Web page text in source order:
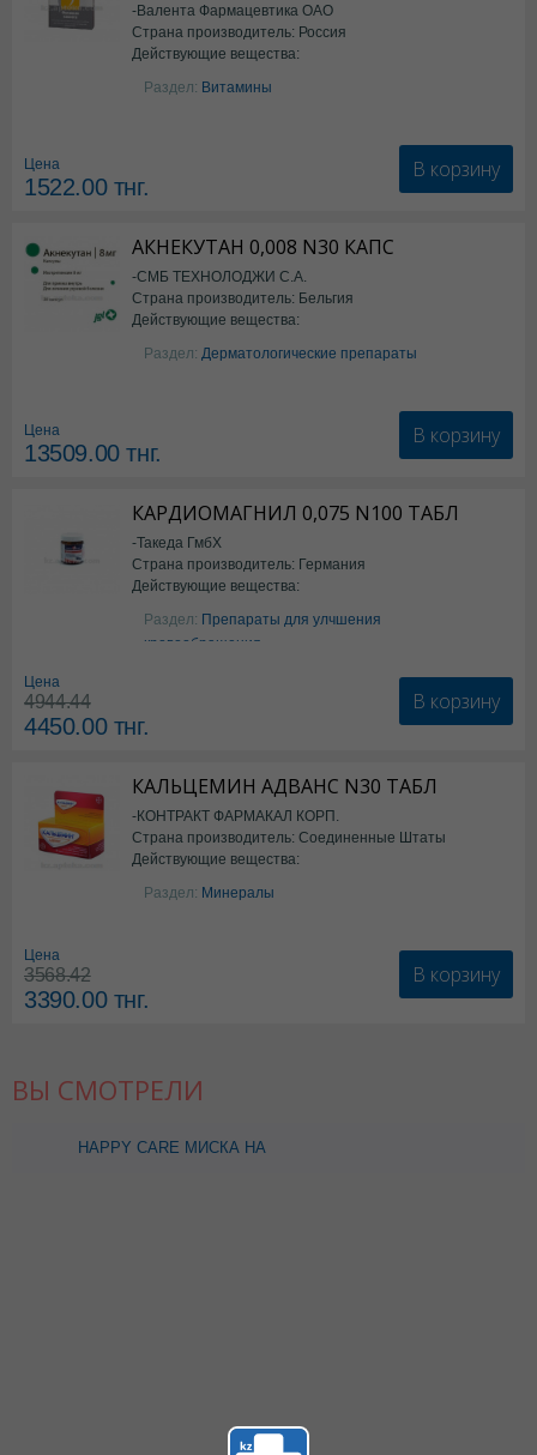
-Валента Фармацевтика ОАО
Страна производитель: Россия
Действующие вещества:
фолиевая кислота
Раздел: Витамины
Цена
1522.00тнг.
В корзину
АКНЕКУТАН 0,008 N30 КАПС
-СМБ ТЕХНОЛОДЖИ С.А.
Страна производитель: Бельгия
Действующие вещества:
Изотретиноин
Раздел: Дерматологические препараты
Цена
13509.00тнг.
В корзину
КАРДИОМАГНИЛ 0,075 N100 ТАБЛ
-Такеда ГмбХ
Страна производитель: Германия
Действующие вещества:
ацетилсалициловая кислота
Раздел: Препараты для улчшения
кровообращения
Цена
4944.44
4450.00тнг.
В корзину
КАЛЬЦЕМИН АДВАНС N30 ТАБЛ
-КОНТРАКТ ФАРМАКАЛ КОРП.
Страна производитель: Соединенные Штаты
Америки
Действующие вещества:
Колекальциферол+Кальция
карбонат
Раздел: Минералы
Цена
3568.42
3390.00тнг.
В корзину
ВЫ СМОТРЕЛИ
HAPPY CARE МИСКА НА